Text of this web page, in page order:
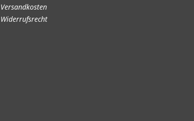
Versandkosten
Widerrufsrecht